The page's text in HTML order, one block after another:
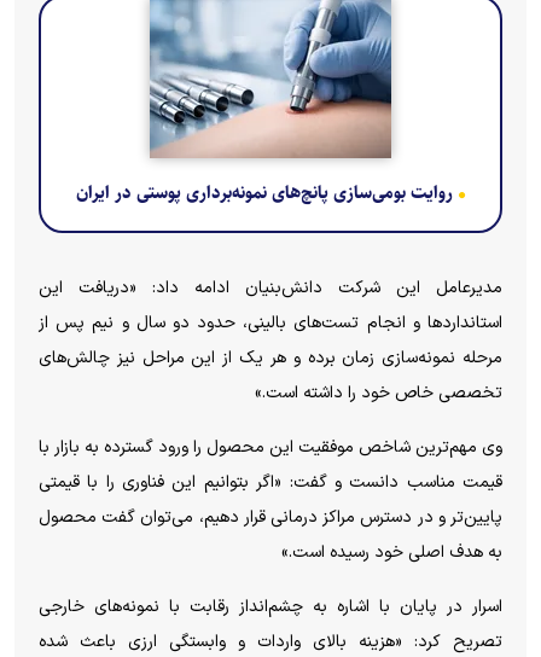
روایت بومی‌سازی پانچ‌های نمونه‌برداری پوستی در ایران
مدیرعامل این شرکت دانش‌بنیان ادامه داد: «دریافت این
استاندارد‌ها و انجام تست‌های بالینی، حدود دو سال و نیم پس از
مرحله نمونه‌سازی زمان برده و هر یک از این مراحل نیز چالش‌های
تخصصی خاص خود را داشته است.»
وی مهم‌ترین شاخص موفقیت این محصول را ورود گسترده به بازار با
قیمت مناسب دانست و گفت: «اگر بتوانیم این فناوری را با قیمتی
پایین‌تر و در دسترس مراکز درمانی قرار دهیم، می‌توان گفت محصول
به هدف اصلی خود رسیده است.»
اسرار در پایان با اشاره به چشم‌انداز رقابت با نمونه‌های خارجی
تصریح کرد: «هزینه بالای واردات و وابستگی ارزی باعث شده